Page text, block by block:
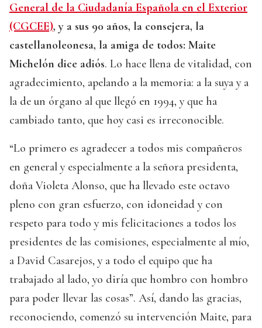
General de la Ciudadanía Española en el Exterior
(CGCEE), y a sus 90 años, la consejera, la
castellanoleonesa, la amiga de todos: Maite
Michelón dice adiós. Lo hace llena de vitalidad, con
agradecimiento, apelando a la memoria: a la suya y a
la de un órgano al que llegó en 1994, y que ha
cambiado tanto, que hoy casi es irreconocible.
“Lo primero es agradecer a todos mis compañeros
en general y especialmente a la señora presidenta,
doña Violeta Alonso, que ha llevado este octavo
pleno con gran esfuerzo, con idoneidad y con
respeto para todo y mis felicitaciones a todos los
presidentes de las comisiones, especialmente al mío,
a David Casarejos, y a todo el equipo que ha
trabajado al lado, yo diría que hombro con hombro
para poder llevar las cosas”. Así, dando las gracias,
reconociendo, comenzó su intervención Maite, para